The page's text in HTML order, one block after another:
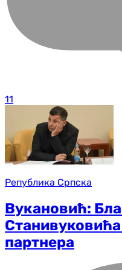
11
Република Српска
Вукановић:
партнера